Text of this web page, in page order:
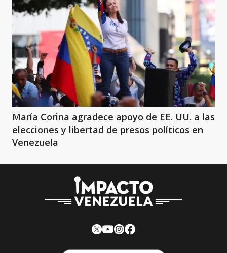
María Corina agradece apoyo de EE. UU. a las
elecciones y libertad de presos políticos en
Venezuela